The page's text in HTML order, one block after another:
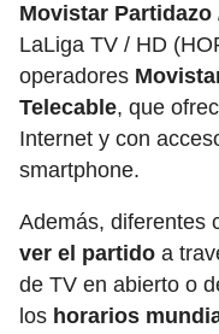
Movistar Partidazo
LaLiga TV / HD
operadores
Telecable, que
Internet y con
smartphone.
Además, diferentes
ver el partido a
de TV en abierto o
los horarios